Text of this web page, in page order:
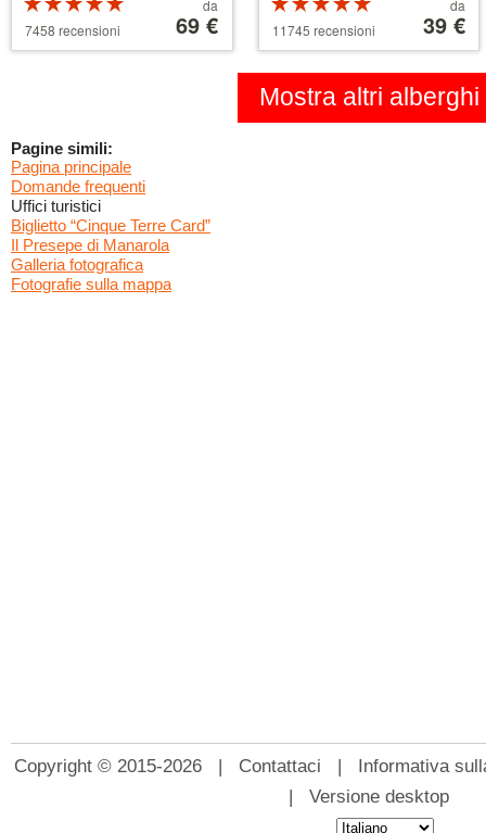
7458 recensioni partire
da
da
69 € 11745 recensioni partire
da
110 €
da
39 €
Mostra altri alberghi
Pagine simili:
Pagina principale
Domande frequenti
Uffici turistici
Biglietto “Cinque Terre Card”
Il Presepe di Manarola
Galleria fotografica
Fotografie sulla mappa
Copyright © 2015-2026 | Contattaci | Informativa
| Versione desktop